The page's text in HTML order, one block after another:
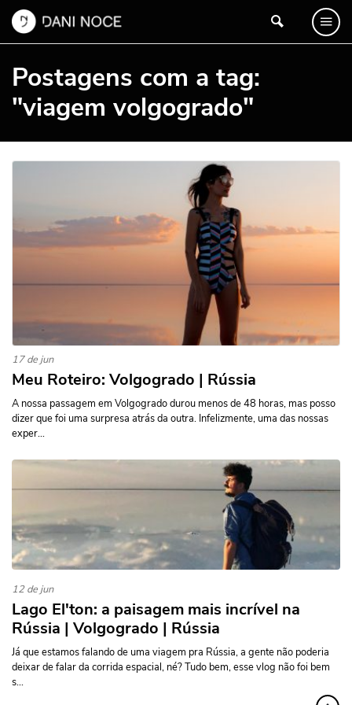
Postagens com a tag:
"viagem volgogrado"
17 de jun
Meu Roteiro: Volgogrado | Rússia
A nossa passagem em Volgogrado durou menos de 48 horas, mas posso
dizer que foi uma surpresa atrás da outra. Infelizmente, uma das nossas
exper...
12 de jun
Lago El'ton: a paisagem mais incrível na
Rússia | Volgogrado | Rússia
Já que estamos falando de uma viagem pra Rússia, a gente não poderia
deixar de falar da corrida espacial, né? Tudo bem, esse vlog não foi bem
s...